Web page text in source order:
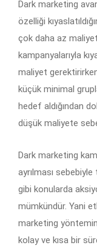
Dark marketing
özelliği
çok daha az
kampanyalarıyla
maliyet
küçük minimal
hedef aldığından
düşük maliyete
Dark marketing
ayrılması
gibi konularda
mümkündür. Yani
marketing
kolay ve kısa bir